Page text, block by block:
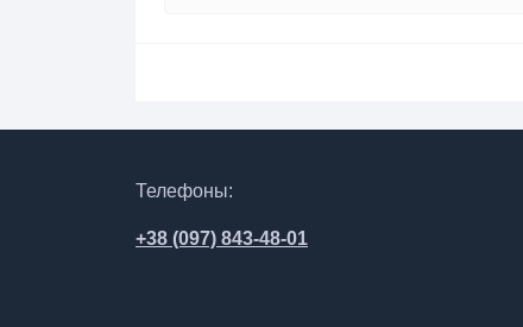
Телефоны:
+38 (097) 843-48-01